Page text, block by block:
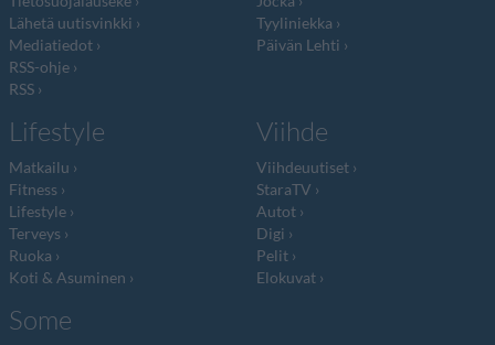
Lähetä uutisvinkki
Mediatiedot
RSS-ohje
RSS
Tyyliniekka
Päivän Lehti
Lifestyle
Matkailu
Fitness
Lifestyle
Terveys
Ruoka
Koti & Asuminen
Viihde
Viihdeuutiset
StaraTV
Autot
Digi
Pelit
Elokuvat
Some